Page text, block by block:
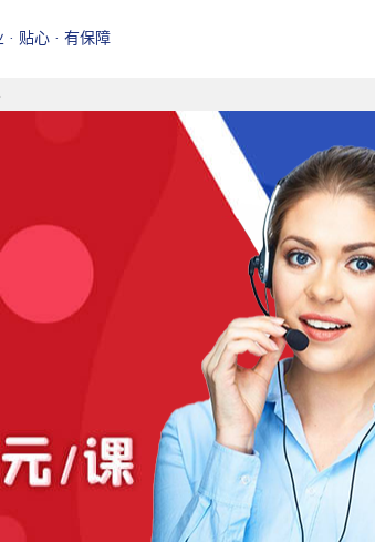
· 贴心 · 有保障